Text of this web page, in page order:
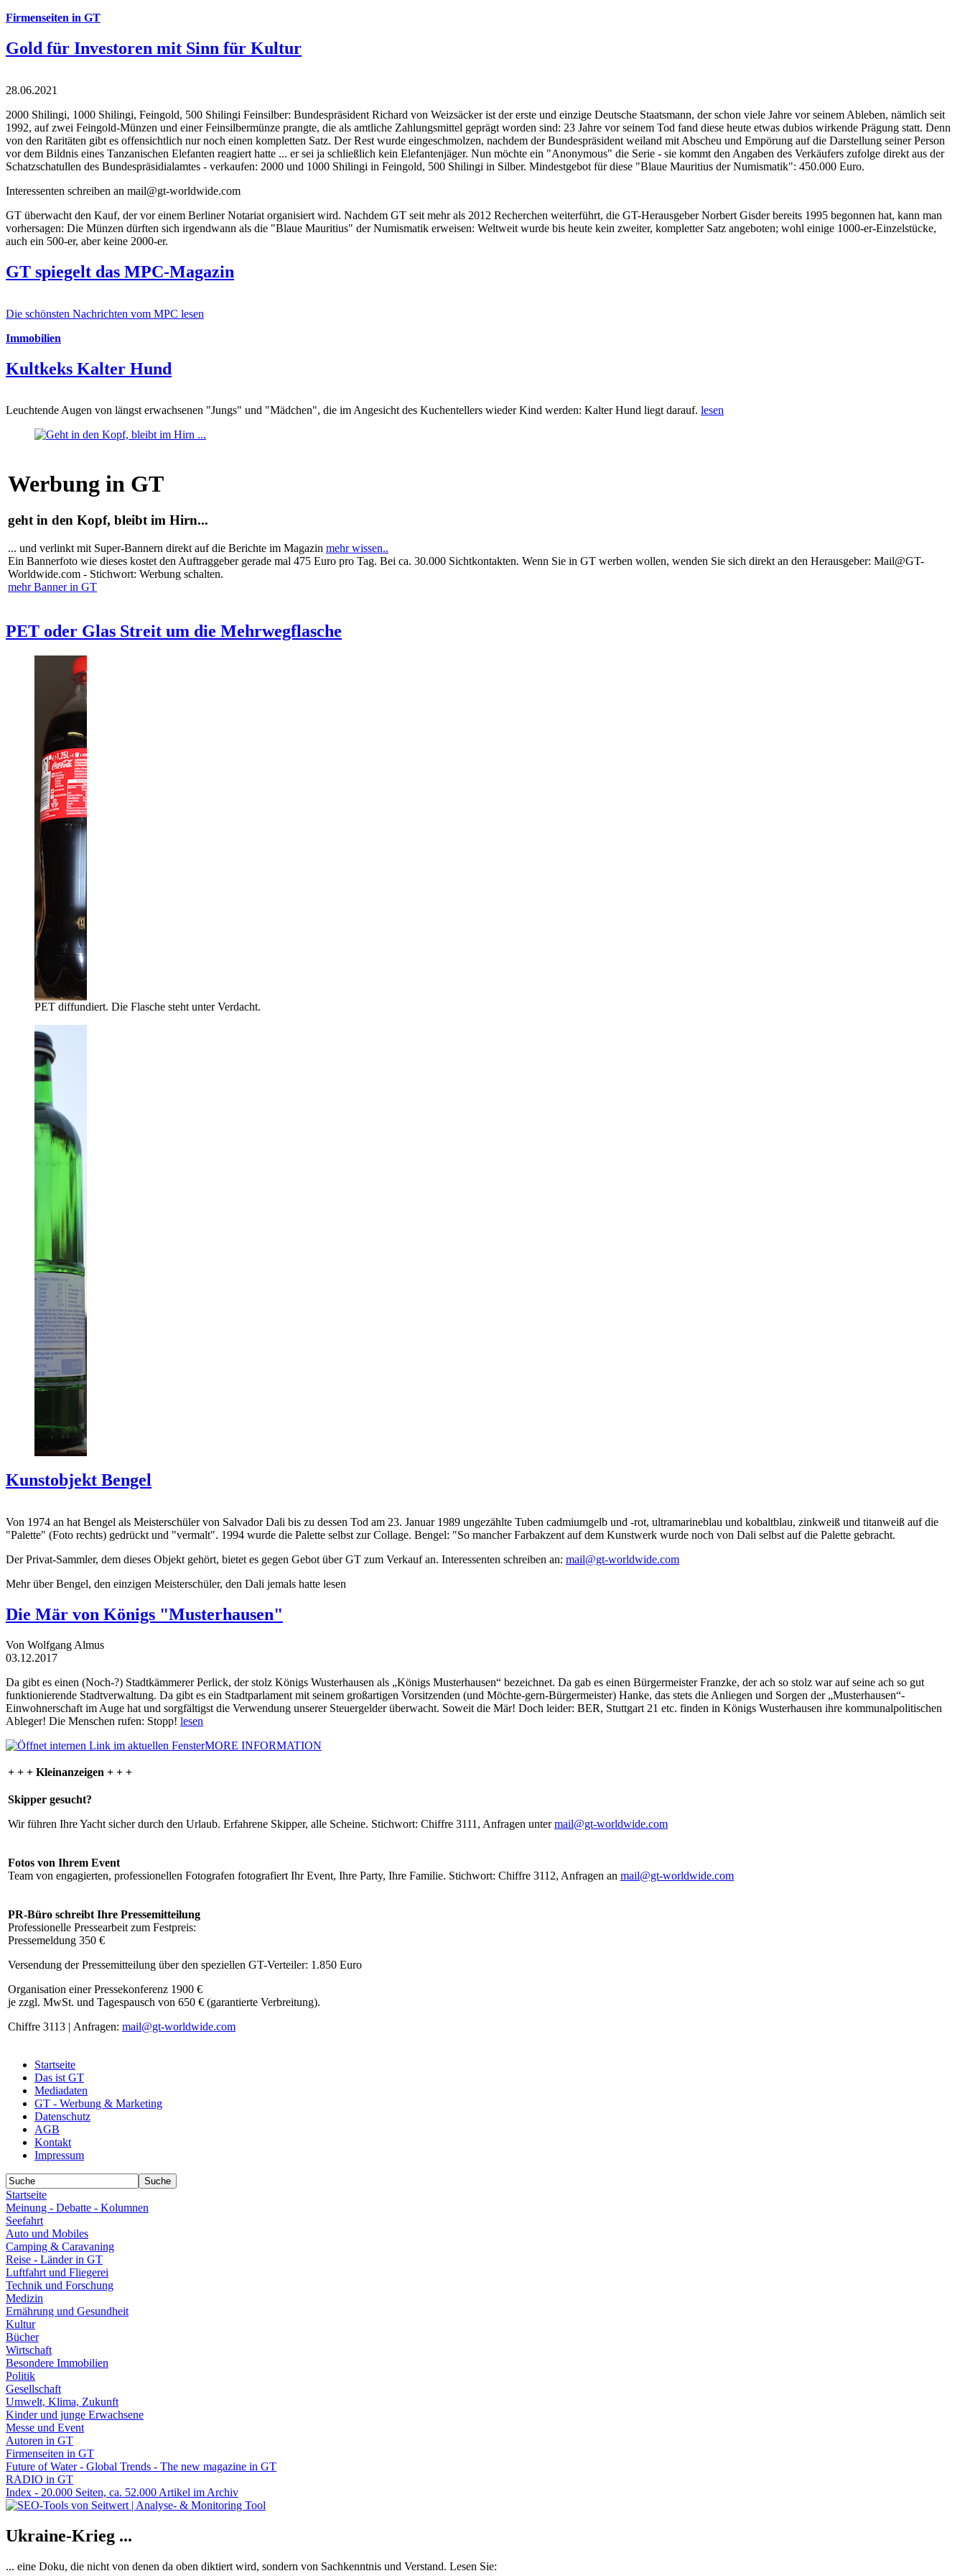
Firmenseiten in GT
Gold für Investoren mit Sinn für Kultur
28.06.2021
2000 Shilingi, 1000 Shilingi, Feingold, 500 Shilingi Feinsilber: Bundespräsident Richard von Weizsäcker ist der erste und einzige Deutsche Staatsmann, der schon viele Jahre vor seinem Ableben, nämlich seit
1992, auf zwei Feingold-Münzen und einer Feinsilbermünze prangte, die als amtliche Zahlungsmittel geprägt worden sind: 23 Jahre vor seinem Tod fand diese heute etwas dubios wirkende Prägung statt. Denn
von den Raritäten gibt es offensichtlich nur noch einen kompletten Satz. Der Rest wurde eingeschmolzen, nachdem der Bundespräsident weiland mit Abscheu und Empörung auf die Darstellung seiner Person
vor dem Bildnis eines Tanzanischen Elefanten reagiert hatte ... er sei ja schließlich kein Elefantenjäger. Nun möchte ein "Anonymous" die Serie - sie kommt den Angaben des Verkäufers zufolge direkt aus der
Schatzschatullen des Bundespräsidialamtes - verkaufen: 2000 und 1000 Shilingi in Feingold, 500 Shilingi in Silber. Mindestgebot für diese "Blaue Mauritius der Numismatik": 450.000 Euro.
Interessenten schreiben an mail@gt-worldwide.com
GT überwacht den Kauf, der vor einem Berliner Notariat organisiert wird. Nachdem GT seit mehr als 2012 Recherchen weiterführt, die GT-Herausgeber Norbert Gisder bereits 1995 begonnen hat, kann man
vorhersagen: Die Münzen dürften sich irgendwann als die "Blaue Mauritius" der Numismatik erweisen: Weltweit wurde bis heute kein zweiter, kompletter Satz angeboten; wohl einige 1000-er-Einzelstücke,
auch ein 500-er, aber keine 2000-er.
GT spiegelt das MPC-Magazin
Die schönsten Nachrichten vom MPC lesen
Immobilien
Kultkeks Kalter Hund
Leuchtende Augen von längst erwachsenen "Jungs" und "Mädchen", die im Angesicht des Kuchentellers wieder Kind werden: Kalter Hund liegt darauf. lesen
Werbung in GT
geht in den Kopf, bleibt im Hirn...
... und verlinkt mit Super-Bannern direkt auf die Berichte im Magazin mehr wissen..
Ein Bannerfoto wie dieses kostet den Auftraggeber gerade mal 475 Euro pro Tag. Bei ca. 30.000 Sichtkontakten. Wenn Sie in GT werben wollen, wenden Sie sich direkt an den Herausgeber: Mail@GT-
Worldwide.com - Stichwort: Werbung schalten.
mehr Banner in GT
PET oder Glas Streit um die Mehrwegflasche
PET diffundiert. Die Flasche steht unter Verdacht.
Kunstobjekt Bengel
Von 1974 an hat Bengel als Meisterschüler von Salvador Dali bis zu dessen Tod am 23. Januar 1989 ungezählte Tuben cadmiumgelb und -rot, ultramarineblau und kobaltblau, zinkweiß und titanweiß auf die
"Palette" (Foto rechts) gedrückt und "vermalt". 1994 wurde die Palette selbst zur Collage. Bengel: "So mancher Farbakzent auf dem Kunstwerk wurde noch von Dali selbst auf die Palette gebracht.
Der Privat-Sammler, dem dieses Objekt gehört, bietet es gegen Gebot über GT zum Verkauf an. Interessenten schreiben an: mail@gt-worldwide.com
Mehr über Bengel, den einzigen Meisterschüler, den Dali jemals hatte lesen
Die Mär von Königs "Musterhausen"
Von Wolfgang Almus
03.12.2017
Da gibt es einen (Noch-?) Stadtkämmerer Perlick, der stolz Königs Wusterhausen als „Königs Musterhausen“ bezeichnet. Da gab es einen Bürgermeister Franzke, der ach so stolz war auf seine ach so gut
funktionierende Stadtverwaltung. Da gibt es ein Stadtparlament mit seinem großartigen Vorsitzenden (und Möchte-gern-Bürgermeister) Hanke, das stets die Anliegen und Sorgen der „Musterhausen“-
Einwohnerschaft im Auge hat und sorgfältigst die Verwendung unserer Steuergelder überwacht. Soweit die Mär! Doch leider: BER, Stuttgart 21 etc. finden in Königs Wusterhausen ihre kommunalpolitischen
Ableger! Die Menschen rufen: Stopp! lesen
MORE INFORMATION
+ + + Kleinanzeigen + + +
Skipper gesucht?
Wir führen Ihre Yacht sicher durch den Urlaub. Erfahrene Skipper, alle Scheine. Stichwort: Chiffre 3111, Anfragen untermail@gt-worldwide.com
Fotos von Ihrem Event
Team von engagierten, professionellen Fotografen fotografiert Ihr Event, Ihre Party, Ihre Familie. Stichwort: Chiffre 3112, Anfragen an mail@gt-worldwide.com
PR-Büro schreibt Ihre Pressemitteilung
Professionelle Pressearbeit zum Festpreis:
Pressemeldung 350 €
Versendung der Pressemitteilung über den speziellen GT-Verteiler: 1.850 Euro
Organisation einer Pressekonferenz 1900 €
je zzgl. MwSt. und Tagespausch von 650 € (garantierte Verbreitung).
Chiffre 3113 | Anfragen: mail@gt-worldwide.com
Startseite
Das ist GT
Mediadaten
GT - Werbung & Marketing
Datenschutz
AGB
Kontakt
Impressum
Startseite
Meinung - Debatte - Kolumnen
Seefahrt
Auto und Mobiles
Camping & Caravaning
Reise - Länder in GT
Luftfahrt und Fliegerei
Technik und Forschung
Medizin
Ernährung und Gesundheit
Kultur
Bücher
Wirtschaft
Besondere Immobilien
Politik
Gesellschaft
Umwelt, Klima, Zukunft
Kinder und junge Erwachsene
Messe und Event
Autoren in GT
Firmenseiten in GT
Future of Water - Global Trends - The new magazine in GT
RADIO in GT
Index - 20.000 Seiten, ca. 52.000 Artikel im Archiv
Ukraine-Krieg ...
... eine Doku, die nicht von denen da oben diktiert wird, sondern von Sachkenntnis und Verstand. Lesen Sie: